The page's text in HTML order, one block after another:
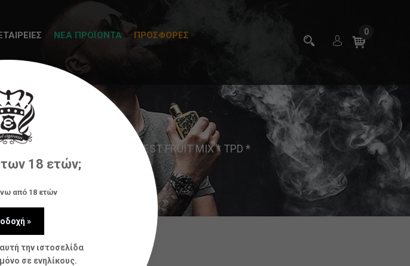
ΝΕΑ ΠΡΟΪΟΝΤΑ
ΠΡΟΣΦΟΡΕΣ
0
BY NATURA 30/60ML FOREST FRUIT MIX * TPD *
18 ετών;
από 18 ετών
την ιστοσελίδα
σε ενηλίκους.